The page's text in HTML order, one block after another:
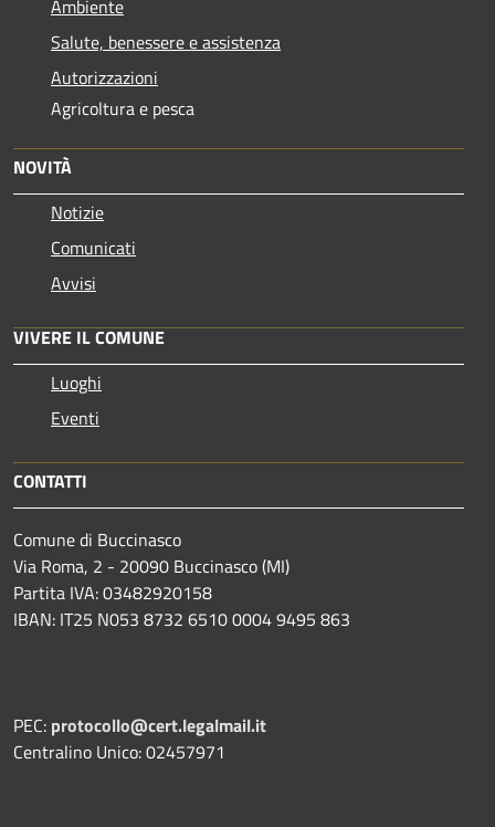
Ambiente
Salute, benessere e assistenza
Autorizzazioni
Agricoltura e pesca
NOVITÀ
Notizie
Comunicati
Avvisi
VIVERE IL COMUNE
Luoghi
Eventi
CONTATTI
Comune di Buccinasco
Via Roma, 2 - 20090 Buccinasco (MI)
Partita IVA: 03482920158
IBAN: IT25 N053 8732 6510 0004 9495 863
PEC: protocollo@cert.legalmail.it
Centralino Unico: 02457971